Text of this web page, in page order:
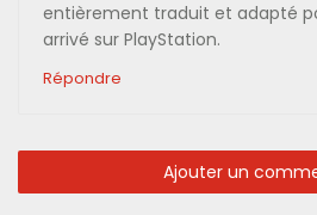
entièrement traduit et adapté
arrivé sur PlayStation.
Répondre
Ajouter un